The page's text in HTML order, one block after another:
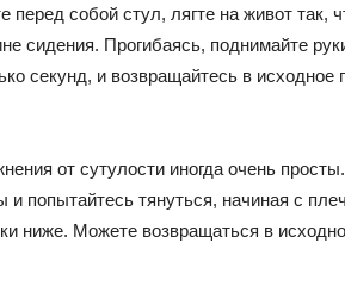
перед собой стул, лягте на живот так,
сидения. Прогибаясь, поднимайте
секунд, и возвращайтесь в исходное
от сутулости иногда очень
и попытайтесь тянуться, начиная с
ниже. Можете возвращаться в